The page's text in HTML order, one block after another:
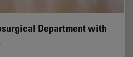
Department with